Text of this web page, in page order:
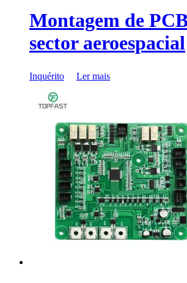
Montagem de
sector aeroespacial
Inquérito Ler mais